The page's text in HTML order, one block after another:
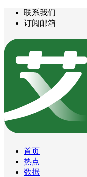
联系我们
订阅邮箱
首页
热点
数据